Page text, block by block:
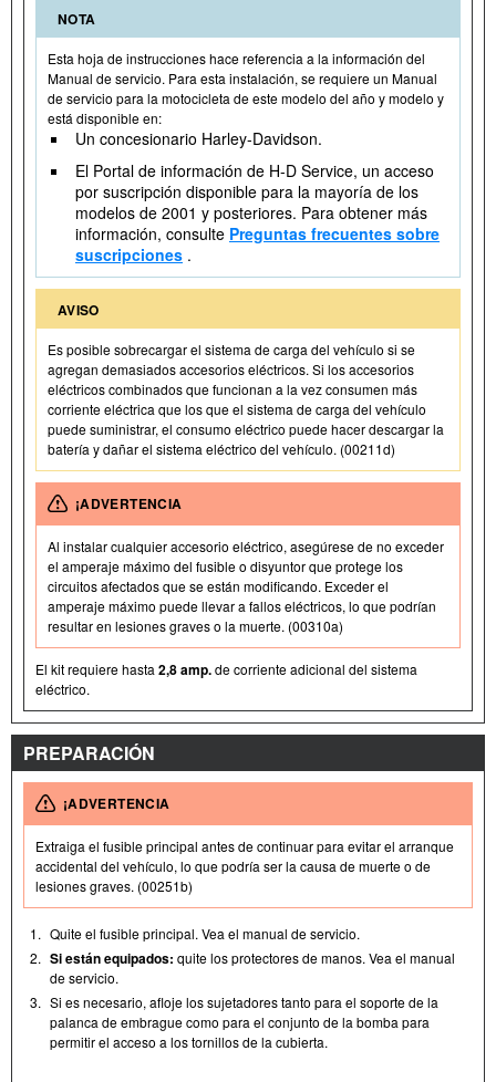
NOTA
Esta hoja de instrucciones hace referencia a la información del
Manual de servicio. Para esta instalación, se requiere un Manual
de servicio para la motocicleta de este modelo del año y modelo y
está disponible en:
Un concesionario Harley-Davidson.
El Portal de información de H-D Service, un acceso
por suscripción disponible para la mayoría de los
modelos de 2001 y posteriores. Para obtener más
información, consulte Preguntas frecuentes sobre
suscripciones .
AVISO
Es posible sobrecargar el sistema de carga del vehículo si se
agregan demasiados accesorios eléctricos. Si los accesorios
eléctricos combinados que funcionan a la vez consumen más
corriente eléctrica que los que el sistema de carga del vehículo
puede suministrar, el consumo eléctrico puede hacer descargar la
batería y dañar el sistema eléctrico del vehículo. (00211d)
¡ADVERTENCIA
Al instalar cualquier accesorio eléctrico, asegúrese de no exceder
el amperaje máximo del fusible o disyuntor que protege los
circuitos afectados que se están modificando. Exceder el
amperaje máximo puede llevar a fallos eléctricos, lo que podrían
resultar en lesiones graves o la muerte. (00310a)
El kit requiere hasta 2,8 amp.de corriente adicional del sistema
eléctrico.
PREPARACIÓN
¡ADVERTENCIA
Extraiga el fusible principal antes de continuar para evitar el arranque
accidental del vehículo, lo que podría ser la causa de muerte o de
lesiones graves. (00251b)
1. Quite el fusible principal. Vea el manual de servicio.
2. Si están equipados: quite los protectores de manos. Vea el manual
de servicio.
3. Si es necesario, afloje los sujetadores tanto para el soporte de la
palanca de embrague como para el conjunto de la bomba para
permitir el acceso a los tornillos de la cubierta.